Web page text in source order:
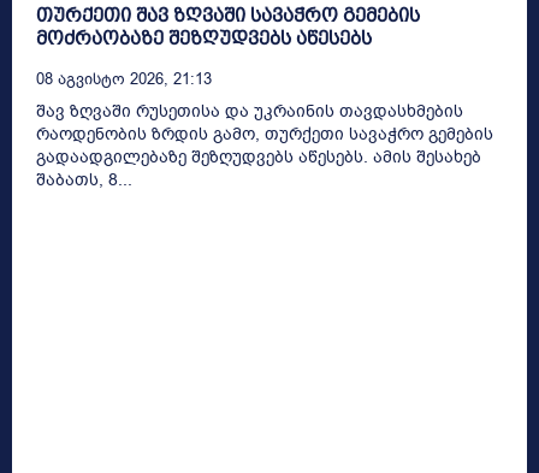
თურქეთი შავ ზღვაში სავაჭრო გემების
მოძრაობაზე შეზღუდვებს აწესებს
08 Აგვისტო 2026, 21:13
შავ ზღვაში რუსეთისა და უკრაინის თავდასხმების
რაოდენობის ზრდის გამო, თურქეთი სავაჭრო გემების
გადაადგილებაზე შეზღუდვებს აწესებს. ამის შესახებ
შაბათს, 8...